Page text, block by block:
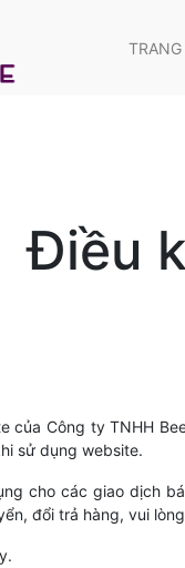
TRANG
Điều
của Công ty TNHH
sử dụng website.
cho các giao dịch
đổi trả hàng, vui